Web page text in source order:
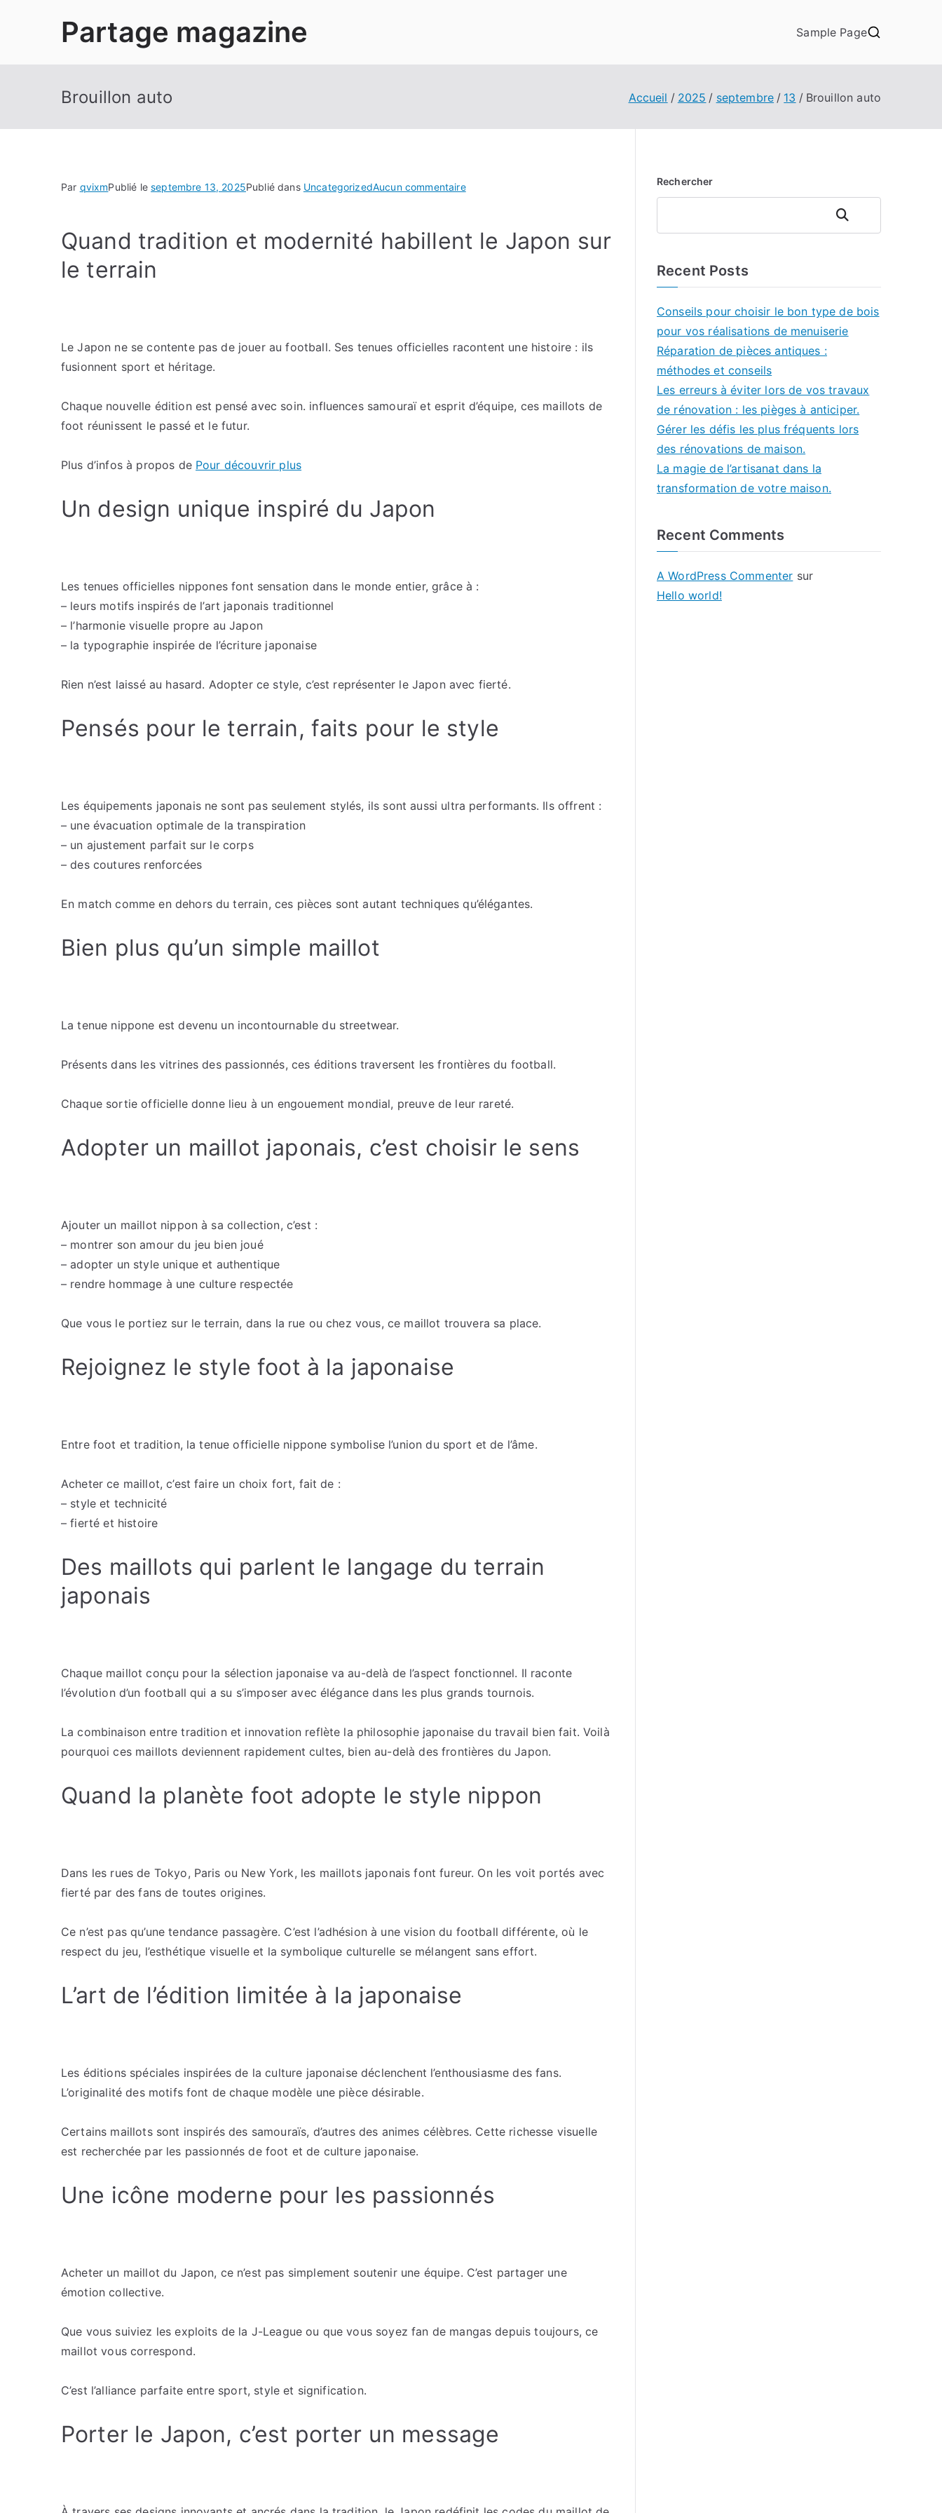
Partage magazine Sample Page
Brouillon auto Accueil 2025 septembre 13 Brouillon auto
Par qvixmPublié leseptembre 13, 2025Publié dans UncategorizedAucun commentairesur
Quand tradition et modernité habillent le Japon sur
le terrain
Le Japon ne se contente pas de jouer au football. Ses tenues officielles racontent une histoire : ils
fusionnent sport et héritage.
Chaque nouvelle édition est pensé avec soin. influences samouraï et esprit d’équipe, ces maillots de
foot réunissent le passé et le futur.
Plus d’infos à propos de Pour découvrir plus
Un design unique inspiré du Japon
Les tenues officielles nippones font sensation dans le monde entier, grâce à :
– leurs motifs inspirés de l’art japonais traditionnel
– l’harmonie visuelle propre au Japon
– la typographie inspirée de l’écriture japonaise
Rien n’est laissé au hasard. Adopter ce style, c’est représenter le Japon avec fierté.
Pensés pour le terrain, faits pour le style
Les équipements japonais ne sont pas seulement stylés, ils sont aussi ultra performants. Ils offrent :
– une évacuation optimale de la transpiration
– un ajustement parfait sur le corps
– des coutures renforcées
En match comme en dehors du terrain, ces pièces sont autant techniques qu’élégantes.
Bien plus qu’un simple maillot
La tenue nippone est devenu un incontournable du streetwear.
Présents dans les vitrines des passionnés, ces éditions traversent les frontières du football.
Chaque sortie officielle donne lieu à un engouement mondial, preuve de leur rareté.
Adopter un maillot japonais, c’est choisir le sens
Ajouter un maillot nippon à sa collection, c’est :
– montrer son amour du jeu bien joué
– adopter un style unique et authentique
– rendre hommage à une culture respectée
Que vous le portiez sur le terrain, dans la rue ou chez vous, ce maillot trouvera sa place.
Rejoignez le style foot à la japonaise
Entre foot et tradition, la tenue officielle nippone symbolise l’union du sport et de l’âme.
Acheter ce maillot, c’est faire un choix fort, fait de :
– style et technicité
– fierté et histoire
Des maillots qui parlent le langage du terrain
japonais
Chaque maillot conçu pour la sélection japonaise va au-delà de l’aspect fonctionnel. Il raconte
l’évolution d’un football qui a su s’imposer avec élégance dans les plus grands tournois.
La combinaison entre tradition et innovation reflète la philosophie japonaise du travail bien fait. Voilà
pourquoi ces maillots deviennent rapidement cultes, bien au-delà des frontières du Japon.
Quand la planète foot adopte le style nippon
Dans les rues de Tokyo, Paris ou New York, les maillots japonais font fureur. On les voit portés avec
fierté par des fans de toutes origines.
Ce n’est pas qu’une tendance passagère. C’est l’adhésion à une vision du football différente, où le
respect du jeu, l’esthétique visuelle et la symbolique culturelle se mélangent sans effort.
L’art de l’édition limitée à la japonaise
Les éditions spéciales inspirées de la culture japonaise déclenchent l’enthousiasme des fans.
L’originalité des motifs font de chaque modèle une pièce désirable.
Certains maillots sont inspirés des samouraïs, d’autres des animes célèbres. Cette richesse visuelle
est recherchée par les passionnés de foot et de culture japonaise.
Une icône moderne pour les passionnés
Acheter un maillot du Japon, ce n’est pas simplement soutenir une équipe. C’est partager une
émotion collective.
Que vous suiviez les exploits de la J-League ou que vous soyez fan de mangas depuis toujours, ce
maillot vous correspond.
C’est l’alliance parfaite entre sport, style et signification.
Porter le Japon, c’est porter un message
Rechercher
Rechercher
Recent Posts
Conseils pour choisir le bon type de bois
pour vos réalisations de menuiserie
Réparation de pièces antiques :
méthodes et conseils
Les erreurs à éviter lors de vos travaux
de rénovation : les pièges à anticiper.
Gérer les défis les plus fréquents lors
des rénovations de maison.
La magie de l’artisanat dans la
transformation de votre maison.
Recent Comments
A WordPress Commenter sur
Hello world!